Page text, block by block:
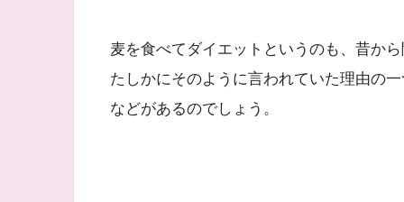
麦を食べてダイエットというのも、昔か
たしかにそのように言われていた理由の
などがあるのでしょう。